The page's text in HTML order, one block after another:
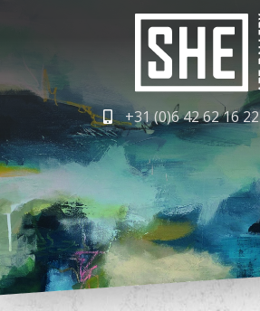
+31 (0)6 42 62 16 22